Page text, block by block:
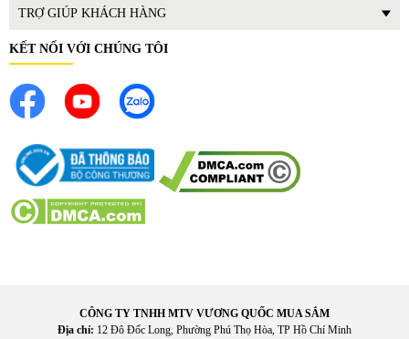
TRỢ GIÚP KHÁCH HÀNG
KẾT NỐI VỚI CHÚNG TÔI
CÔNG TY TNHH MTV VƯƠNG QUỐC MUA SẮM
Địa chỉ: 12 Đô Đốc Long, Phường Phú Thọ Hòa, TP Hồ Chí Minh